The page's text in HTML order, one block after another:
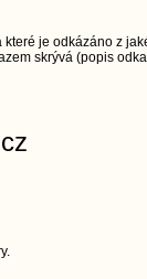
je odkázáno z
skrývá (popis